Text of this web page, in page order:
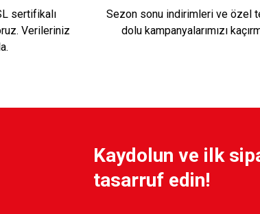
sertifikalı
Verileriniz
Sezon sonu indirimleri ve özel
dolu kampanyalarımızı
Kaydolun ve ilk
tasarruf edin!